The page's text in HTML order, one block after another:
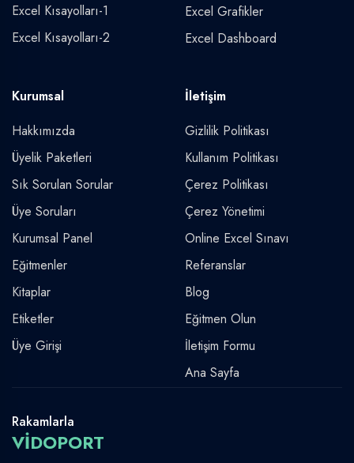
Excel Kısayolları-1
Excel Kısayolları-2
Excel Grafikler
Excel Dashboard
Kurumsal
Hakkımızda
Üyelik Paketleri
Sık Sorulan Sorular
Üye Soruları
Kurumsal Panel
Eğitmenler
Kitaplar
Etiketler
Üye Girişi
İletişim
Gizlilik Politikası
Kullanım Politikası
Çerez Politikası
Çerez Yönetimi
Online Excel Sınavı
Referanslar
Blog
Eğitmen Olun
İletişim Formu
Ana Sayfa
Rakamlarla
VİDOPORT